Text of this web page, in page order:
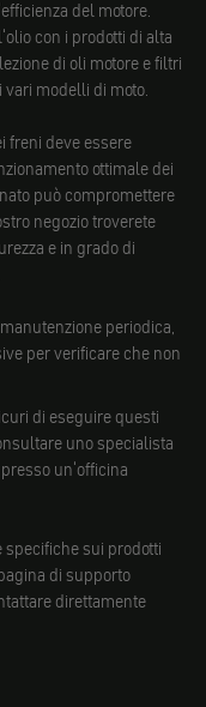
del motore.
con i prodotti di alta
di oli motore e filtri
modelli di moto.
freni deve essere
ottimale dei
può compromettere
negozio troverete
e in grado di
periodica,
per verificare che non
di eseguire questi
uno specialista
un'officina
sui prodotti
di supporto
direttamente